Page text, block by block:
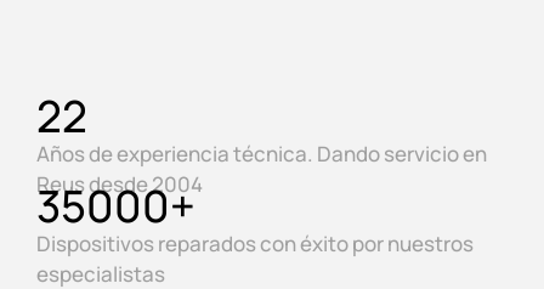
Años de experiencia técnica. Dando servicio en
Reus desde 2004
22
Dispositivos reparados con éxito por nuestros
especialistas
35000+